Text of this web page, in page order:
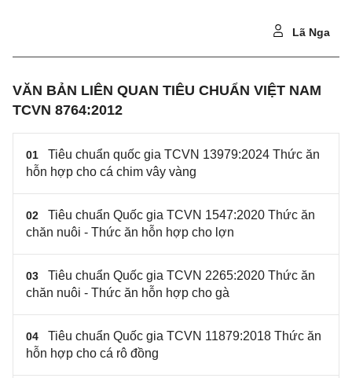
Lã Nga
VĂN BẢN LIÊN QUAN TIÊU CHUẨN VIỆT NAM
TCVN 8764:2012
01
Tiêu chuẩn quốc gia TCVN 13979:2024 Thức ăn
hỗn hợp cho cá chim vây vàng
02
Tiêu chuẩn Quốc gia TCVN 1547:2020 Thức ăn
chăn nuôi - Thức ăn hỗn hợp cho lợn
03
Tiêu chuẩn Quốc gia TCVN 2265:2020 Thức ăn
chăn nuôi - Thức ăn hỗn hợp cho gà
04
Tiêu chuẩn Quốc gia TCVN 11879:2018 Thức ăn
hỗn hợp cho cá rô đồng